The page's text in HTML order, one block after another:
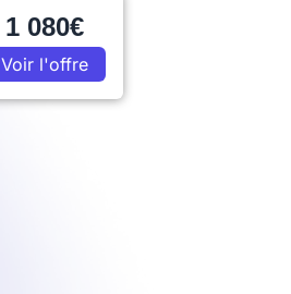
1 080€
Voir l'offre